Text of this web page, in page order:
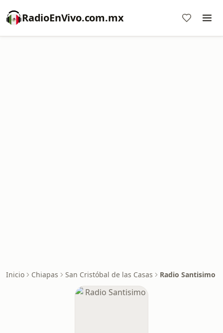
RadioEnVivo.com.mx
Inicio Chiapas San Cristóbal de las Casas Radio Santisimo